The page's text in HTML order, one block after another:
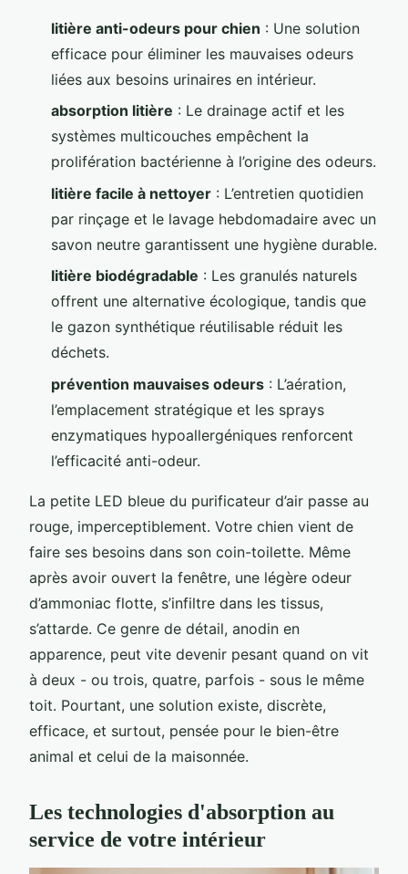
litière anti-odeurs pour chien : Une solution
efficace pour éliminer les mauvaises odeurs
liées aux besoins urinaires en intérieur.
absorption litière : Le drainage actif et les
systèmes multicouches empêchent la
prolifération bactérienne à l’origine des odeurs.
litière facile à nettoyer : L’entretien quotidien
par rinçage et le lavage hebdomadaire avec un
savon neutre garantissent une hygiène durable.
litière biodégradable : Les granulés naturels
offrent une alternative écologique, tandis que
le gazon synthétique réutilisable réduit les
déchets.
prévention mauvaises odeurs : L’aération,
l’emplacement stratégique et les sprays
enzymatiques hypoallergéniques renforcent
l’efficacité anti-odeur.
La petite LED bleue du purificateur d’air passe au
rouge, imperceptiblement. Votre chien vient de
faire ses besoins dans son coin-toilette. Même
après avoir ouvert la fenêtre, une légère odeur
d’ammoniac flotte, s’infiltre dans les tissus,
s’attarde. Ce genre de détail, anodin en
apparence, peut vite devenir pesant quand on vit
à deux - ou trois, quatre, parfois - sous le même
toit. Pourtant, une solution existe, discrète,
efficace, et surtout, pensée pour le bien-être
animal et celui de la maisonnée.
Les technologies d'absorption au
service de votre intérieur